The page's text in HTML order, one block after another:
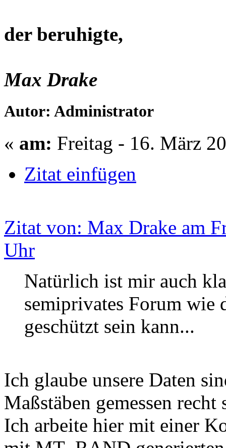
der beruhigte,
Max Drake
Autor: Administrator
« am: Freitag - 16. März
Zitat einfügen
Zitat von: Max Drake am
Uhr
Natürlich ist mir auch
semiprivates Forum wie
geschützt sein kann...
Ich glaube unsere Daten
Maßstäben gemessen recht
Ich arbeite hier mit einer